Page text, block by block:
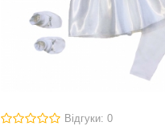
Відгуки: 0